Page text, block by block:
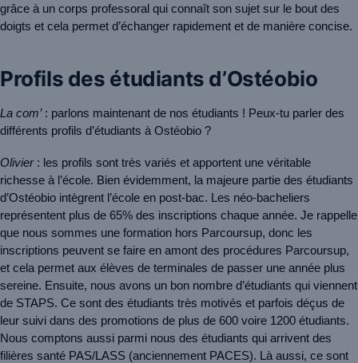
grâce à un corps professoral qui connaît son sujet sur le bout des
doigts et cela permet d’échanger rapidement et de manière concise.
Profils des étudiants d’Ostéobio
La com’ : parlons maintenant de nos étudiants ! Peux-tu parler des
différents profils d’étudiants à Ostéobio ?
Olivier : les profils sont très variés et apportent une véritable
richesse à l’école. Bien évidemment, la majeure partie des étudiants
d’Ostéobio intègrent l’école en post-bac. Les néo-bacheliers
représentent plus de 65% des inscriptions chaque année. Je rappelle
que nous sommes une formation hors Parcoursup, donc les
inscriptions peuvent se faire en amont des procédures Parcoursup,
et cela permet aux élèves de terminales de passer une année plus
sereine. Ensuite, nous avons un bon nombre d’étudiants qui viennent
de STAPS. Ce sont des étudiants très motivés et parfois déçus de
leur suivi dans des promotions de plus de 600 voire 1200 étudiants.
Nous comptons aussi parmi nous des étudiants qui arrivent des
filières santé PAS/LASS (anciennement PACES). Là aussi, ce sont